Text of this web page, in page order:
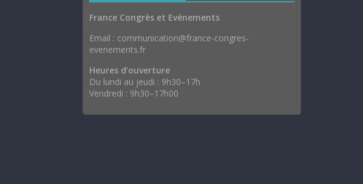
France Congrès et Evénements
Email : communication@france-congres-
evenements.fr
Heures d’ouverture
Du lundi au jeudi : 9h30–17h
Vendredi : 9h30–17h00